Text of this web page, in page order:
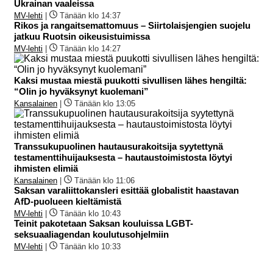
Ukrainan vaaleissa
MV-lehti Tänään klo 14:37
Rikos ja rangaitsemattomuus – Siirtolaisjengien suojelu
jatkuu Ruotsin oikeusistuimissa
MV-lehti Tänään klo 14:27
Kaksi mustaa miestä puukotti sivullisen lähes hengiltä:
“Olin jo hyväksynyt kuolemani”
Kansalainen Tänään klo 13:05
Transsukupuolinen hautausurakoitsija syytettynä
testamenttihuijauksesta – hautaustoimistosta löytyi
ihmisten elimiä
Kansalainen Tänään klo 11:06
Saksan varaliittokansleri esittää globalistit haastavan
AfD-puolueen kieltämistä
MV-lehti Tänään klo 10:43
Teinit pakotetaan Saksan kouluissa LGBT-
seksuaaliagendan koulutusohjelmiin
MV-lehti Tänään klo 10:33